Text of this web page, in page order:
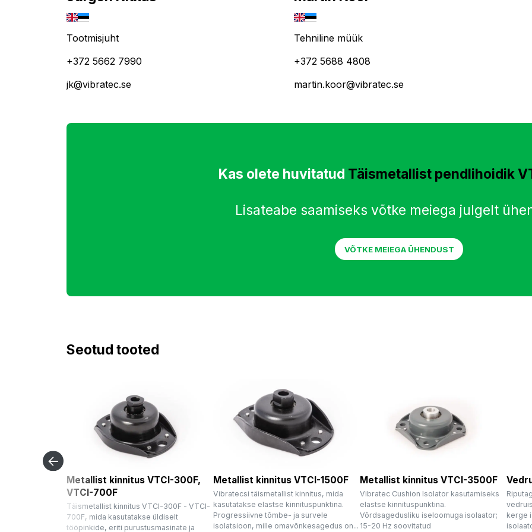
Tootmisjuht
+372 5662 7990
jk@vibratec.se
Tehniline müük
+372 5688 4808
martin.koor@vibratec.se
Kas olete huvitatud Täismetallist pendlihoidik
Lisateabe saamiseks võtke meiega julgelt
VÕTKE MEIEGA ÜHENDUST
Seotud tooted
Metallist kinnitus VTCI-300F,
VTCI-700F
Täismetallist kinnitus VTCI-300F - VTCI-
700F, mida kasutatakse üldiselt
tööpinkide, eriti purustusmasinate ja
Metallist kinnitus VTCI-1500F
Vibratecsi täismetallist kinnitus, mida
kasutatakse elastse kinnituspunktina.
Progressiivne tõmbe- ja survele
isolatsioon, mille omavõnkesagedus on...
Metallist kinnitus VTCI-3500F
Vibratec Cushion Isolator kasutamiseks
elastse kinnituspunktina.
Võrdsagedusliku iseloomuga isolaator;
15-20 Hz soovitatud
kerge